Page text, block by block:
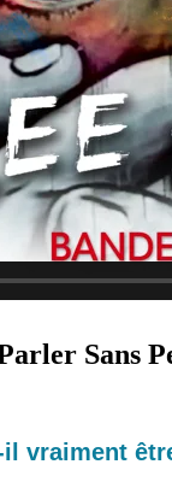
Sans
il vraiment